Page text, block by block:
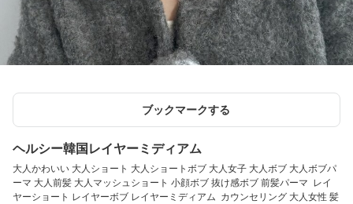
ブックマークする
ヘルシー韓国レイヤーミディアム
大人かわいい 大人ショート 大人ショートボブ 大人女子 大人ボブ 大人ボブパ
ーマ 大人前髪 大人マッシュショート 小顔ボブ 抜け感ボブ 前髪パーマ レイ
ヤーショート レイヤーボブ レイヤーミディアム カウンセリング 大人女性 髪